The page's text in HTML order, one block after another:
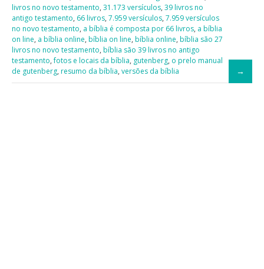
livros no novo testamento, 31.173 versículos, 39 livros no
antigo testamento, 66 livros, 7.959 versículos, 7.959 versículos
no novo testamento, a bíblia é composta por 66 livros, a bíblia
on line, a bíblia online, bíblia on line, bíblia online, bíblia são 27
livros no novo testamento, bíblia são 39 livros no antigo
testamento,fotos e locais da bíblia, gutenberg, o prelo manual
de gutenberg, resumo da bíblia, versões da bíblia